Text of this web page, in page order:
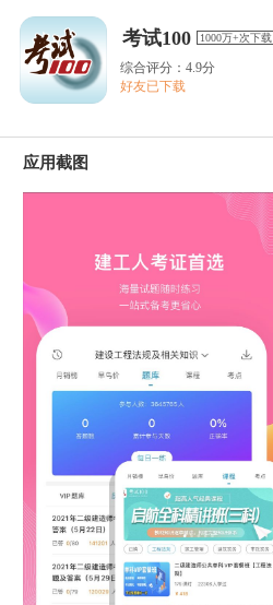
考试100 1000万+次下载
综合评分：4.9分
好友已下载
应用截图